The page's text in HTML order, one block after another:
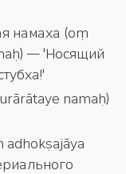
намаха (oṃ
— 'Носящий
namaḥ)